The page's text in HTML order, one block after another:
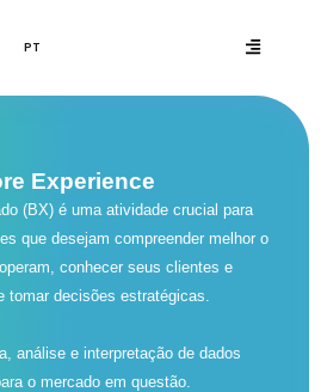
PT
EN
Experience
(BX) é uma atividade crucial para
que desejam compreender melhor o
conhecer seus clientes e
tomar decisões estratégicas.
análise e interpretação de dados
o mercado em questão.